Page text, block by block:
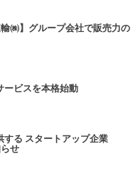
㈱】グループ会社で販売力の
ービスを本格始動
る スタートアップ企業
せ